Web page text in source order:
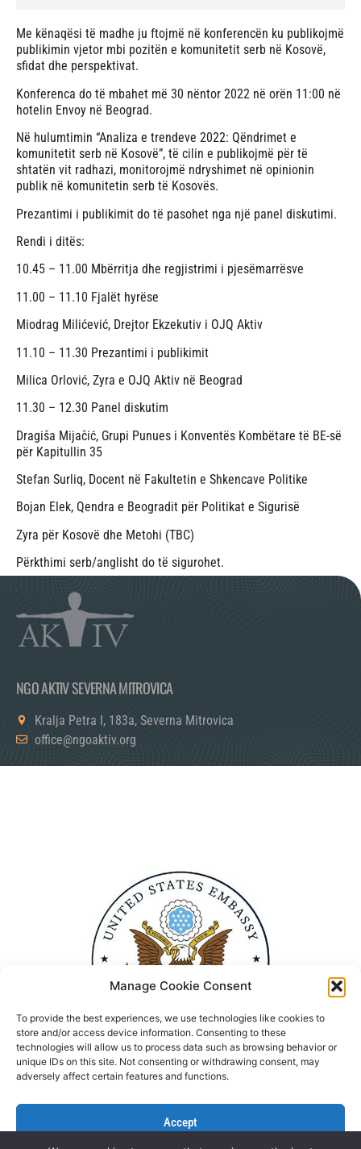
Manage Cookie Consent
To provide the best experiences, we use technologies like cookies to
store and/or access device information. Consenting to these
technologies will allow us to process data such as browsing behavior or
unique IDs on this site. Not consenting or withdrawing consent, may
adversely affect certain features and functions.
Accept
Me kënaqësi të madhe ju ftojmë në konferencën ku publikojmë
publikimin vjetor mbi pozitën e komunitetit serb në Kosovë,
sfidat dhe perspektivat.
Konferenca do të mbahet më 30 nëntor 2022 në orën 11:00 në
hotelin Envoy në Beograd.
Në hulumtimin “Analiza e trendeve 2022: Qëndrimet e
komunitetit serb në Kosovë”, të cilin e publikojmë për të
shtatën vit radhazi, monitorojmë ndryshimet në opinionin
publik në komunitetin serb të Kosovës.
Prezantimi i publikimit do të pasohet nga një panel diskutimi.
Rendi i ditës:
10.45 – 11.00 Mbërritja dhe regjistrimi i pjesëmarrësve
11.00 – 11.10 Fjalët hyrëse
Miodrag Milićević, Drejtor Ekzekutiv i OJQ Aktiv
11.10 – 11.30 Prezantimi i publikimit
Milica Orlović, Zyra e OJQ Aktiv në Beograd
11.30 – 12.30 Panel diskutim
Dragiša Mijačić, Grupi Punues i Konventës Kombëtare të BE-së
për Kapitullin 35
Stefan Surliq, Docent në Fakultetin e Shkencave Politike
Bojan Elek, Qendra e Beogradit për Politikat e Sigurisë
Zyra për Kosovë dhe Metohi (TBC)
Përkthimi serb/anglisht do të sigurohet.
NGO AKTIV SEVERNA MITROVICA
Kralja Petra I, 183a, Severna Mitrovica
office@ngoaktiv.org